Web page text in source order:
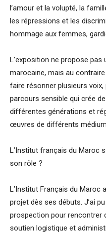
l’amour et la volupté, la
les répressions et les
hommage aux femmes,
L’exposition ne propose pas
marocaine, mais au
faire résonner plusieurs
parcours sensible qui crée
différentes générations et
œuvres de différents
L’Institut français du Maroc
son rôle ?
L’Institut Français du Maroc
projet dès ses débuts. J’ai
prospection pour rencontrer
soutien logistique et